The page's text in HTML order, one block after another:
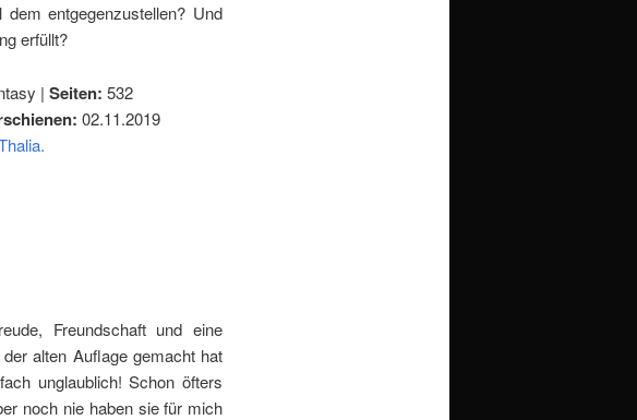
entgegenzustellen? Und
erfüllt?
|Seiten: 532
02.11.2019
Freundschaft und eine
alten Auflage gemacht hat
unglaublich! Schon öfters
noch nie haben sie für mich